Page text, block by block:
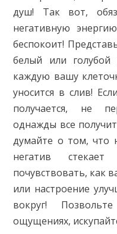
душ! Так вот,
негативную
беспокоит!
белый или
каждую вашу
уносится в слив!
получается, не
однажды все
думайте о том, что
негатив
почувствовать, как
или настроение
вокруг!
ощущениях,